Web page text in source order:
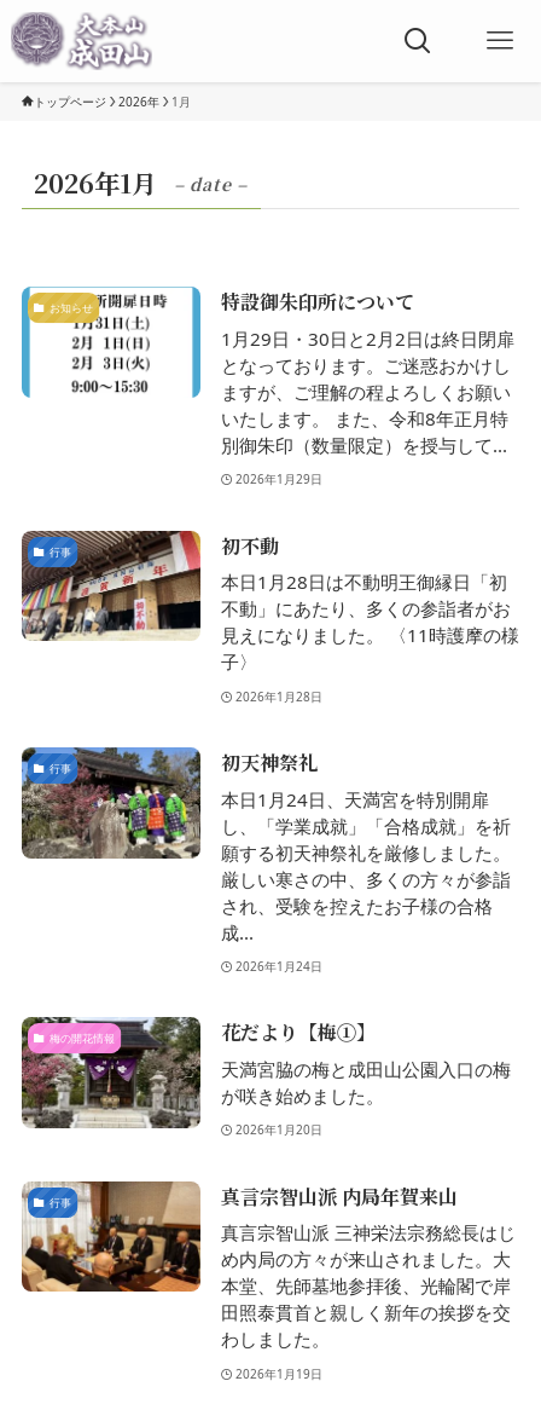
トップページ 2026年 1月
2026年1月 – date –
お知らせ 特設御朱印所について
1月29日・30日と2月2日は終日閉扉
となっております。ご迷惑おかけし
ますが、ご理解の程よろしくお願い
いたします。 また、令和8年正月特
別御朱印（数量限定）を授与して...
2026年1月29日
行事 初不動
本日1月28日は不動明王御縁日「初
不動」にあたり、多くの参詣者がお
見えになりました。 〈11時護摩の様
子〉
2026年1月28日
行事 初天神祭礼
本日1月24日、天満宮を特別開扉
し、「学業成就」「合格成就」を祈
願する初天神祭礼を厳修しました。
厳しい寒さの中、多くの方々が参詣
され、受験を控えたお子様の合格
成...
2026年1月24日
梅の開花情報 花だより【梅①】
天満宮脇の梅と成田山公園入口の梅
が咲き始めました。
2026年1月20日
行事 真言宗智山派 内局年賀来山
真言宗智山派 三神栄法宗務総長はじ
め内局の方々が来山されました。大
本堂、先師墓地参拝後、光輪閣で岸
田照泰貫首と親しく新年の挨拶を交
わしました。
2026年1月19日